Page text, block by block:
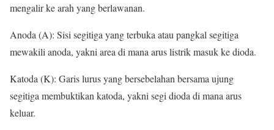
mengalir ke arah yang berlawanan.
Anoda (A): Sisi segitiga yang terbuka atau pangkal segitiga
mewakili anoda, yakni area di mana arus listrik masuk ke dioda.
Katoda (K): Garis lurus yang bersebelahan bersama ujung
segitiga membuktikan katoda, yakni segi dioda di mana arus
keluar.